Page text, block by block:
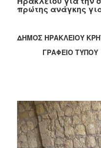
2021
2019
2018
2013
2012
2011
πρώτης ανάγκης
ΔΗΜΟΣ ΗΡΑΚΛΕΙΟΥ
ΓΡΑΦΕΙΟ ΤΥΠΟΥ